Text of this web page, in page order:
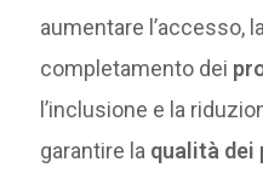
aumentare l’accesso,
completamento dei
l’inclusione e la
garantire la qualità dei